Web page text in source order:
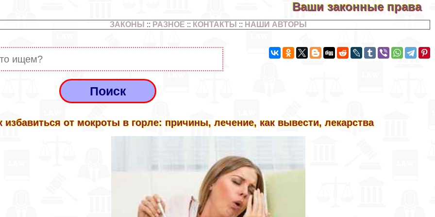
Ваши законные права
ЗАКОНЫ :: РАЗНОЕ :: КОНТАКТЫ :: НАШИ АВТОРЫ
избавиться от мокроты в горле: причины, лечение, как вывести, лекарства